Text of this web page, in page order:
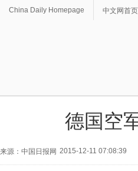
China Daily Homepage 中文网首页
德国空
来源：中国日报网 2015-12-11 07:08:39